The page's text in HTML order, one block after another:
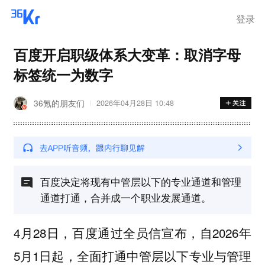
登录
百度开启职级体系大变革：取消字母
标签统一为数字
36氪的朋友们 2026年04月28日 10:48
百度决定将现有中管层以下的专业通道和管理
通道打通，合并成一个职业发展通道。
4月28日，百度通过全员信宣布，自2026年
5月1日起，全面打通中管层以下专业与管理